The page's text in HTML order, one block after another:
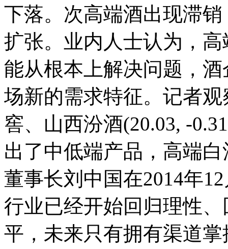
下落。次高端酒出现滞
扩张。业内人士认为，
能从根本上解决问题，
场新的需求特征。记者
窖、山西汾酒(20.03, -
出了中低端产品，高端
董事长刘中国在2014年
行业已经开始回归理性
平，未来只有拥有渠道